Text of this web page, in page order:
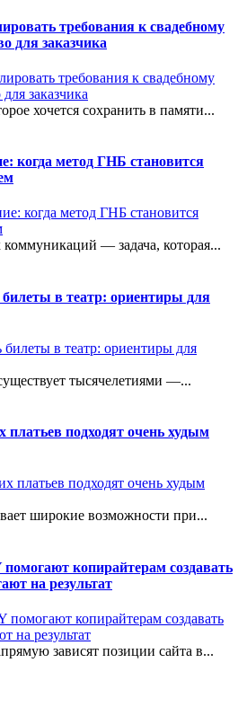
требования к свадебному
для заказчика
хочется сохранить в памяти...
когда метод ГНБ становится
— задача, которая...
в театр: ориентиры для
тысячелетиями —...
платьев подходят очень худым
широкие возможности при...
копирайтерам создавать
на результат
зависят позиции сайта в...